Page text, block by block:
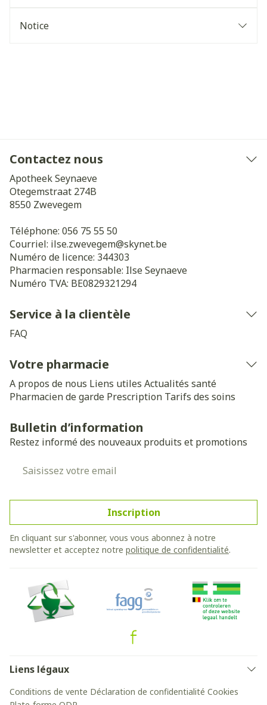
Notice
Contactez nous
Apotheek Seynaeve
Otegemstraat 274B
8550 Zwevegem
Téléphone: 056 75 55 50
Courriel: ilse.zwevegem@skynet.be
Numéro de licence: 344303
Pharmacien responsable: Ilse Seynaeve
Numéro TVA: BE0829321294
Service à la clientèle
FAQ
Votre pharmacie
A propos de nous Liens utiles Actualités santé
Pharmacien de garde Prescription Tarifs des soins
Bulletin d’information
Restez informé des nouveaux produits et promotions
Inscription
En cliquant sur s'abonner, vous vous abonnez à notre
newsletter et acceptez notre politique de confidentialité.
Liens légaux
Conditions de vente Déclaration de confidentialité Cookies